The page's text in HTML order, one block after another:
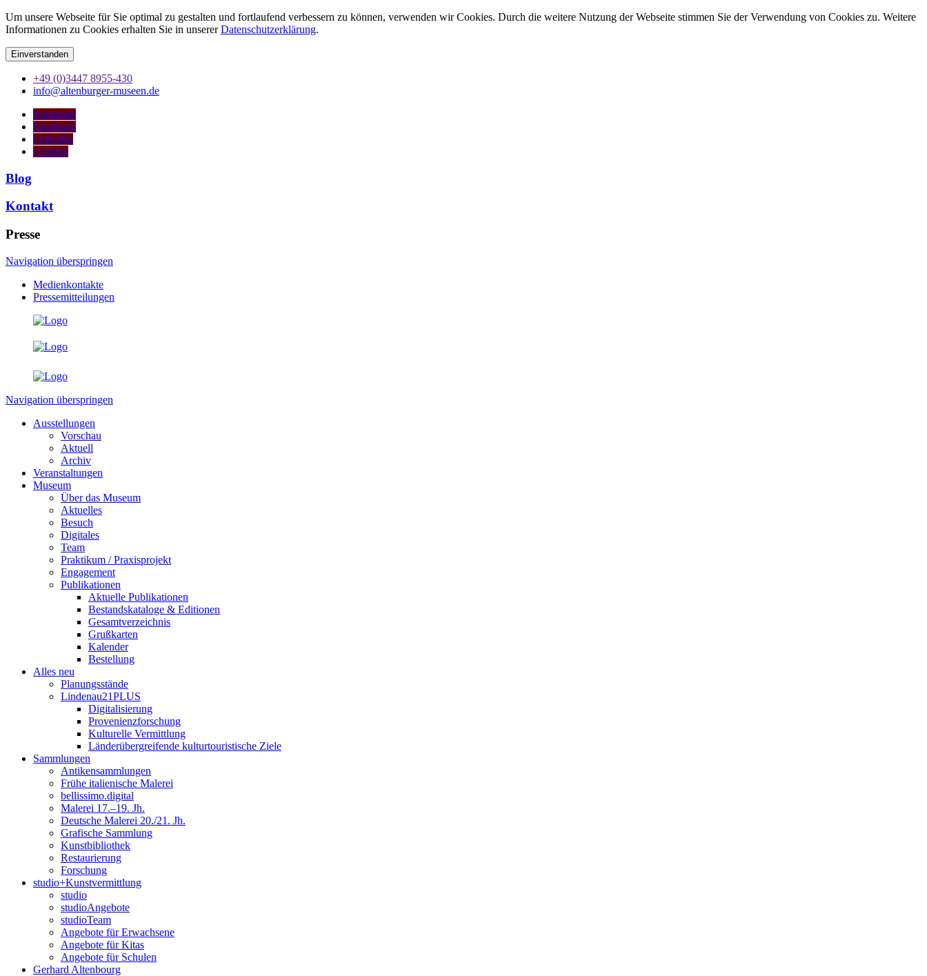
Um unsere Webseite für Sie optimal zu gestalten und fortlaufend verbessern zu können, verwenden wir Cookies. Durch die weitere Nutzung der Webseite stimmen Sie der Verwendung von Cookies zu. Weitere
Informationen zu Cookies erhalten Sie in unsererDatenschutzerklärung.
Einverstanden
+49 (0)3447 8955-430
info@altenburger-museen.de
Instagram
Facebook
LinkedIn
youtube
Blog
Kontakt
Presse
Navigation überspringen
Medienkontakte
Pressemitteilungen
Navigation überspringen
Ausstellungen
Vorschau
Aktuell
Archiv
Veranstaltungen
Museum
Über das Museum
Aktuelles
Besuch
Digitales
Team
Praktikum / Praxisprojekt
Engagement
Publikationen
Aktuelle Publikationen
Bestandskataloge & Editionen
Gesamtverzeichnis
Grußkarten
Kalender
Bestellung
Alles neu
Planungsstände
Lindenau21PLUS
Digitalisierung
Provenienzforschung
Kulturelle Vermittlung
Länderübergreifende kulturtouristische Ziele
Sammlungen
Antikensammlungen
Frühe italienische Malerei
bellissimo.digital
Malerei 17.–19. Jh.
Deutsche Malerei 20./21. Jh.
Grafische Sammlung
Kunstbibliothek
Restaurierung
Forschung
studio+Kunstvermittlung
studio
studioAngebote
studioTeam
Angebote für Erwachsene
Angebote für Kitas
Angebote für Schulen
Gerhard Altenbourg